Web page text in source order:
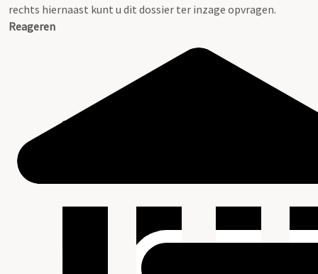
rechts hiernaast kunt u dit dossier ter inzage opvragen.
Reageren